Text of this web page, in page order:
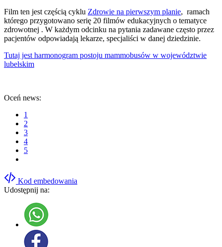
Film ten jest częścią cyklu Zdrowie na pierwszym planie, ramach
którego przygotowano serię 20 filmów edukacyjnych o tematyce
zdrowotnej . W każdym odcinku na pytania zadawane często przez
pacjentów odpowiadają lekarze, specjaliści w danej dziedzinie.
Tutaj jest harmonogram postoju mammobusów w województwie
lubelskim
Oceń news:
1
2
3
4
5
Kod embedowania
Udostępnij na: